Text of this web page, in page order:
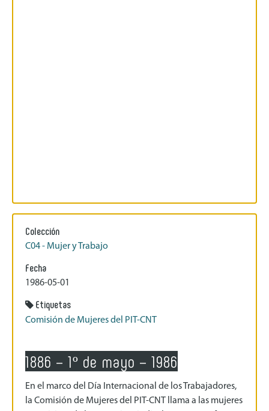
Colección
C04 - Mujer y Trabajo
Fecha
1986-05-01
Etiquetas
Comisión de Mujeres del PIT-CNT
1886 – 1º de mayo – 1986
En el marco del Día Internacional de los Trabajadores,
la Comisión de Mujeres del PIT-CNT llama a las mujeres